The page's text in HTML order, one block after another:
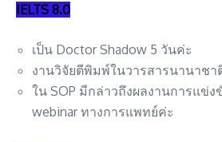
IELTS 8.0
เป็น Doctor Shadow 5 วันค่ะ
งานวิจัยตีพิมพ์ในวารสารนานาชา
ใน SOP มีกล่าวถึงผลงานการแข่
webinar ทางการแพทย์ค่ะ